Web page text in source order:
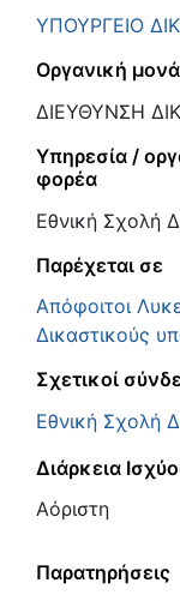
ΥΠΟΥΡΓΕΙΟ
Οργανική
ΔΙΕΥΘΥΝΣΗ
Υπηρεσία /
φορέα
Εθνική Σχολή
Παρέχεται σε
Απόφοιτοι
Δικαστικούς
Σχετικοί
Εθνική Σχολή
Διάρκεια
Αόριστη
Παρατηρήσεις